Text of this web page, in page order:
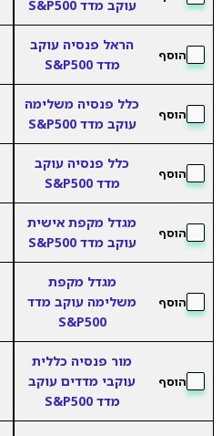
עוקב מדד S&P500
הוסף
הראל פנסיה עוקב
מדד S&P500
הוסף
כלל פנסיה משלימה
עוקב מדד S&P500
הוסף
כלל פנסיה עוקב
מדד S&P500
הוסף
מגדל מקפת אישית
עוקב מדד S&P500
הוסף
מגדל מקפת
משלימה עוקב מדד
S&P500
הוסף
מור פנסיה כללית
עוקבי מדדים עוקב
מדד S&P500